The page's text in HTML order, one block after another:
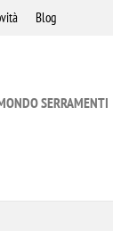
Blog
SERRAMENTI